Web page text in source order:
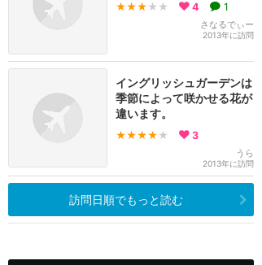
★★★ ★★ 4 1
さなるでぃー
2013年に訪問
イングリッシュガーデンは
季節によって咲かせる花が
違います。
★★★★ ★ 3
うら
2013年に訪問
訪問日順でもっと読む